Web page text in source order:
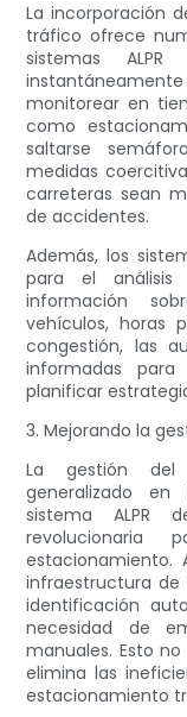
La incorporación
tráfico ofrece
sistemas
monitorear en
como
saltarse
medidas
carreteras sean
de accidentes.
Además, los
para el
información
vehículos, horas
congestión, las
informadas
planificar
3. Mejorando la
La gestión del
generalizado en
sistema ALPR
estacionamiento.
infraestructura de
identificación
necesidad de
manuales. Esto
elimina las
estacionamiento